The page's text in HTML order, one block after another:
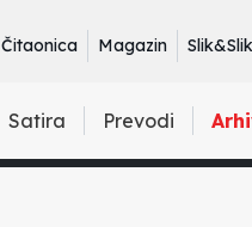
Čitaonica Magazin
Satira Prevodi